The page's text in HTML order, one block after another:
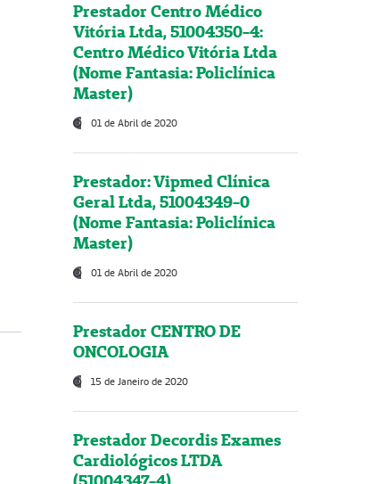
Prestador Centro Médico
Vitória Ltda, 51004350-4:
Centro Médico Vitória Ltda
(Nome Fantasia: Policlínica
Master)
01 de Abril de 2020
Prestador: Vipmed Clínica
Geral Ltda, 51004349-0
(Nome Fantasia: Policlínica
Master)
01 de Abril de 2020
Prestador CENTRO DE
ONCOLOGIA
15 de Janeiro de 2020
Prestador Decordis Exames
Cardiológicos LTDA